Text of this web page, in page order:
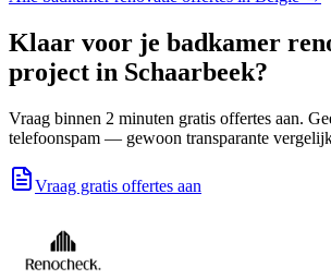
Klaar voor je badkamer
project in Schaarbeek?
Vraag binnen 2 minuten gratis offertes aan.
telefoonspam — gewoon transparante
Vraag gratis offertes aan